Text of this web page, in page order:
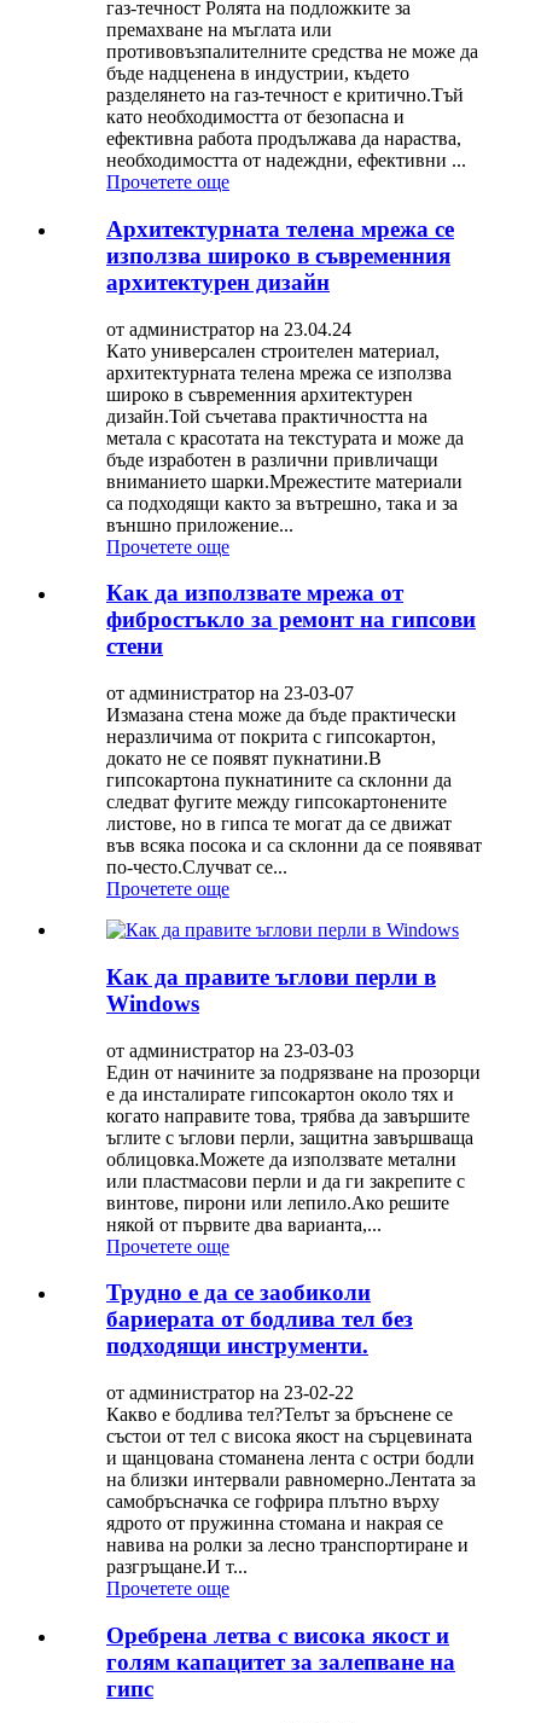
газ-течност Ролята на подложките за
премахване на мъглата или
противовъзпалителните средства не може да
бъде надценена в индустрии, където
разделянето на газ-течност е критично.Тъй
като необходимостта от безопасна и
ефективна работа продължава да нараства,
необходимостта от надеждни, ефективни ...
Прочетете още
Архитектурната телена мрежа се
използва широко в съвременния
архитектурен дизайн
от администратор на 23.04.24
Като универсален строителен материал,
архитектурната телена мрежа се използва
широко в съвременния архитектурен
дизайн.Той съчетава практичността на
метала с красотата на текстурата и може да
бъде изработен в различни привличащи
вниманието шарки.Мрежестите материали
са подходящи както за вътрешно, така и за
външно приложение...
Прочетете още
Как да използвате мрежа от
фибростъкло за ремонт на гипсови
стени
от администратор на 23-03-07
Измазана стена може да бъде практически
неразличима от покрита с гипсокартон,
докато не се появят пукнатини.В
гипсокартона пукнатините са склонни да
следват фугите между гипсокартонените
листове, но в гипса те могат да се движат
във всяка посока и са склонни да се появяват
по-често.Случват се...
Прочетете още
Как да правите ъглови перли в
Windows
от администратор на 23-03-03
Един от начините за подрязване на прозорци
е да инсталирате гипсокартон около тях и
когато направите това, трябва да завършите
ъглите с ъглови перли, защитна завършваща
облицовка.Можете да използвате метални
или пластмасови перли и да ги закрепите с
винтове, пирони или лепило.Ако решите
някой от първите два варианта,...
Прочетете още
Трудно е да се заобиколи
бариерата от бодлива тел без
подходящи инструменти.
от администратор на 23-02-22
Какво е бодлива тел?Телът за бръснене се
състои от тел с висока якост на сърцевината
и щанцована стоманена лента с остри бодли
на близки интервали равномерно.Лентата за
самобръсначка се гофрира плътно върху
ядрото от пружинна стомана и накрая се
навива на ролки за лесно транспортиране и
разгръщане.И т...
Прочетете още
Оребрена летва с висока якост и
голям капацитет за залепване на
гипс